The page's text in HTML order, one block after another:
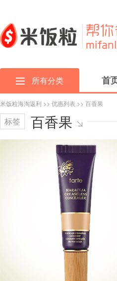
所有分类 首
米饭粒海淘返利 >> 优惠列表 >> 百香果
标签 百香果